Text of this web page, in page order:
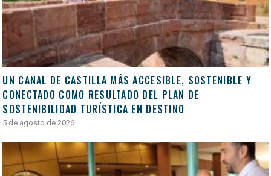
UN CANAL DE CASTILLA MÁS ACCESIBLE, SOSTENIBLE Y
CONECTADO COMO RESULTADO DEL PLAN DE
SOSTENIBILIDAD TURÍSTICA EN DESTINO
5 de agosto de 2026